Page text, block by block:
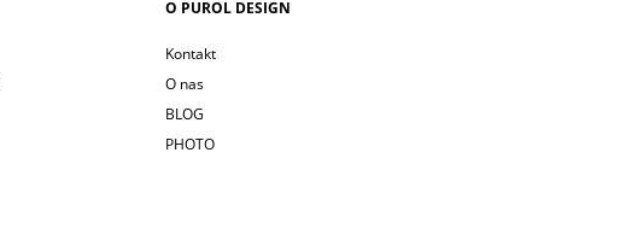
O PUROL DESIGN
Kontakt
O nas
BLOG
PHOTO